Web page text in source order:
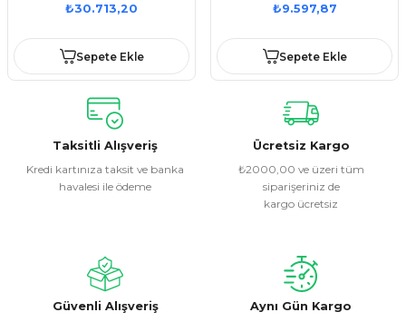
BARKODLU TERAZİ
₺30.713,20
Sepete Ekle
₺9.597,87
Sepete Ekle
Taksitli Alışveriş
Kredi kartınıza taksit ve banka
havalesi ile ödeme
Ücretsiz Kargo
₺2000,00 ve üzeri tüm
siparişeriniz de
kargo ücretsiz
Güvenli Alışveriş
Aynı Gün Kargo